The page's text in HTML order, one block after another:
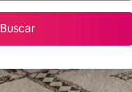
Buscar